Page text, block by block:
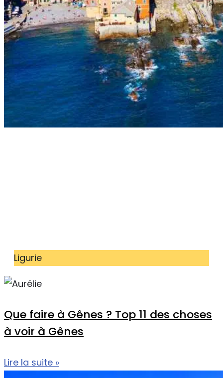
Ligurie
Que faire à Gênes ? Top 11 des choses
à voir à Gênes
Lire la suite »